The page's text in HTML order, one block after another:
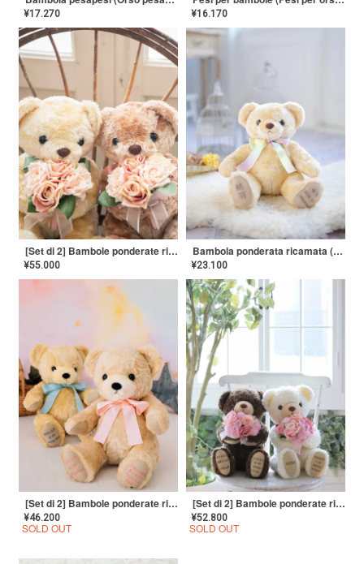
¥17.270 ¥16.170
[Set di 2] Bambole ponderate ricamate (Orsetti ponderati) [Marron Bouquet]
¥55.000
Bambola ponderata ricamata (Orsetto ponderato) [Marron Baby]
¥23.100
[Set di 2] Bambole ponderate ricamate (Orsetti ponderati) [Fleur]
¥46.200
SOLD OUT
[Set di 2] Bambole ponderate ricamate (Orsetti ponderati) [Bouquet di fiori Coco]
¥52.800
SOLD OUT